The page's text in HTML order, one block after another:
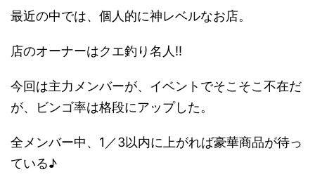
最近の中では、個人的に神レベルなお店。
店のオーナーはクエ釣り名人‼️
今回は主力メンバーが、イベントでそこそこ不在だ
が、ビンゴ率は格段にアップした。
全メンバー中、1／3以内に上がれば豪華商品が待っ
ている♪